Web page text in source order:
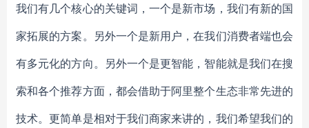
我们有几个核心的关键词，一个是新市场，我们有新的国
家拓展的方案。另外一个是新用户，在我们消费者端也会
有多元化的方向。另外一个是更智能，智能就是我们在搜
索和各个推荐方面，都会借助于阿里整个生态非常先进的
技术。更简单是相对于我们商家来讲的，我们希望我们的